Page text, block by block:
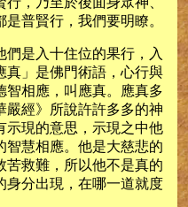
普賢行，我們要明瞭。
是入十住位的果行，入
真」是佛門術語，心行與
智相應，叫應真。應真多
嚴經》所說許許多多的神
示現的意思，示現之中他
智慧相應。他是大慈悲的
苦救難，所以他不是真的
身分出現，在哪一道就度